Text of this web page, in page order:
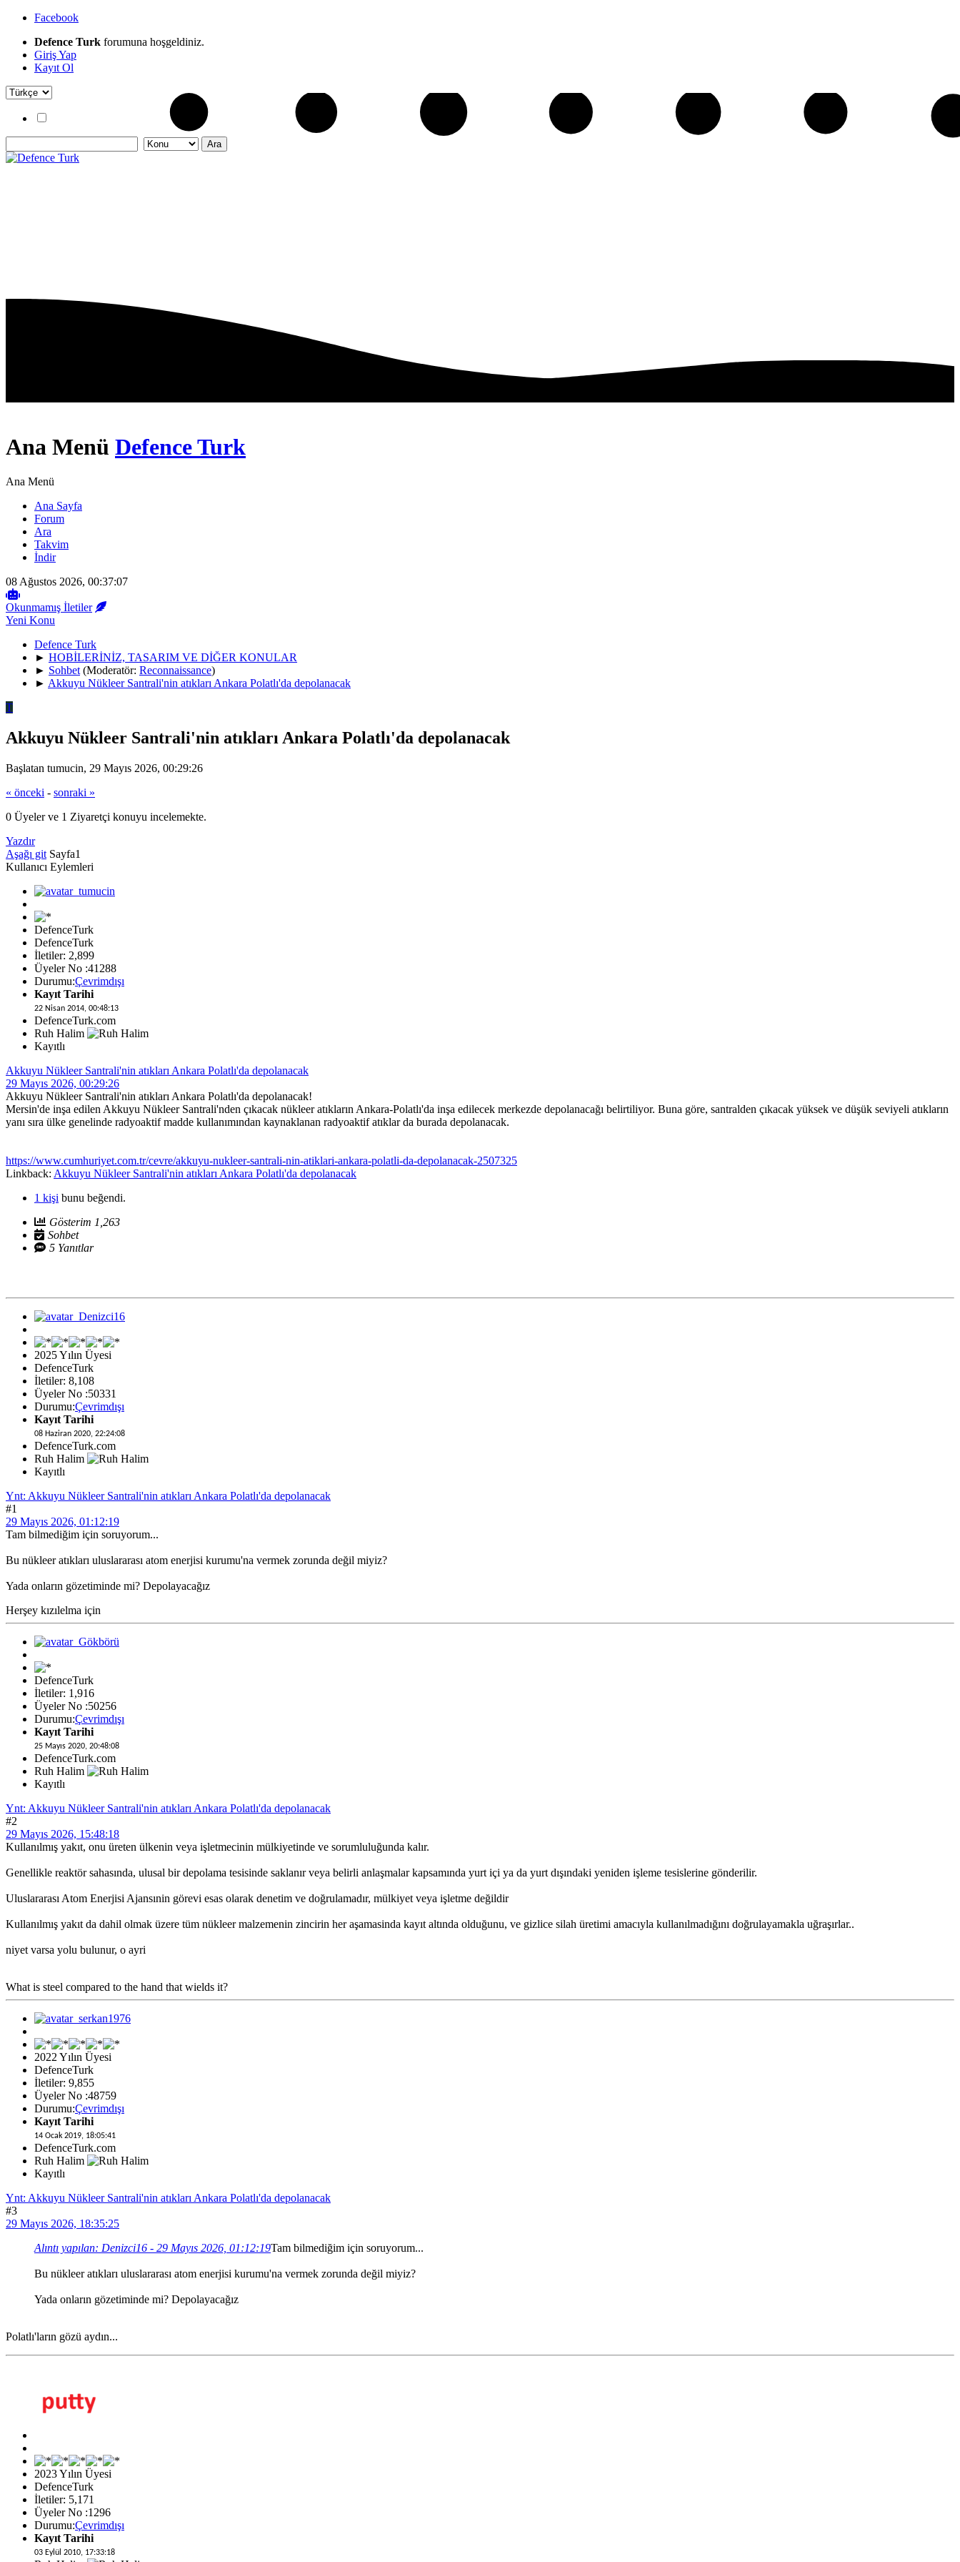
Facebook
Defence Turk forumuna hoşgeldiniz.
Giriş Yap
Kayıt Ol
Ana Menü Defence Turk
Ana Menü
Ana Sayfa
Forum
Ara
Takvim
İndir
08 Ağustos 2026, 00:37:07
Okunmamış İletiler
Yeni Konu
Defence Turk
► HOBİLERİNİZ, TASARIM VE DİĞER KONULAR
► Sohbet (Moderatör: Reconnaissance)
► Akkuyu Nükleer Santrali'nin atıkları Ankara Polatlı'da depolanacak
T
Akkuyu Nükleer Santrali'nin atıkları Ankara Polatlı'da depolanacak
Başlatan tumucin, 29 Mayıs 2026, 00:29:26
« önceki - sonraki »
0 Üyeler ve 1 Ziyaretçi konuyu incelemekte.
Yazdır
Aşağı git Sayfa1
Kullanıcı Eylemleri
DefenceTurk
DefenceTurk
İletiler: 2,899
Üyeler No :41288
Durumu:Çevrimdışı
Kayıt Tarihi
22 Nisan 2014, 00:48:13
DefenceTurk.com
Ruh Halim
Kayıtlı
Akkuyu Nükleer Santrali'nin atıkları Ankara Polatlı'da depolanacak
29 Mayıs 2026, 00:29:26
Akkuyu Nükleer Santrali'nin atıkları Ankara Polatlı'da depolanacak!
Mersin'de inşa edilen Akkuyu Nükleer Santrali'nden çıkacak nükleer atıkların Ankara-Polatlı'da inşa edilecek merkezde depolanacağı belirtiliyor. Buna göre, santralden çıkacak yüksek ve düşük seviyeli atıkların
yanı sıra ülke genelinde radyoaktif madde kullanımından kaynaklanan radyoaktif atıklar da burada depolanacak.
https://www.cumhuriyet.com.tr/cevre/akkuyu-nukleer-santrali-nin-atiklari-ankara-polatli-da-depolanacak-2507325
Linkback: Akkuyu Nükleer Santrali'nin atıkları Ankara Polatlı'da depolanacak
1 kişi bunu beğendi.
Gösterim 1,263
Sohbet
5 Yanıtlar
2025 Yılın Üyesi
DefenceTurk
İletiler: 8,108
Üyeler No :50331
Durumu:Çevrimdışı
Kayıt Tarihi
08 Haziran 2020, 22:24:08
DefenceTurk.com
Ruh Halim
Kayıtlı
Ynt: Akkuyu Nükleer Santrali'nin atıkları Ankara Polatlı'da depolanacak
#1
29 Mayıs 2026, 01:12:19
Tam bilmediğim için soruyorum...
Bu nükleer atıkları uluslararası atom enerjisi kurumu'na vermek zorunda değil miyiz?
Yada onların gözetiminde mi? Depolayacağız
Herşey kızılelma için
DefenceTurk
İletiler: 1,916
Üyeler No :50256
Durumu:Çevrimdışı
Kayıt Tarihi
25 Mayıs 2020, 20:48:08
DefenceTurk.com
Ruh Halim
Kayıtlı
Ynt: Akkuyu Nükleer Santrali'nin atıkları Ankara Polatlı'da depolanacak
#2
29 Mayıs 2026, 15:48:18
Kullanılmış yakıt, onu üreten ülkenin veya işletmecinin mülkiyetinde ve sorumluluğunda kalır.
Genellikle reaktör sahasında, ulusal bir depolama tesisinde saklanır veya belirli anlaşmalar kapsamında yurt içi ya da yurt dışındaki yeniden işleme tesislerine gönderilir.
Uluslararası Atom Enerjisi Ajansınin görevi esas olarak denetim ve doğrulamadır, mülkiyet veya işletme değildir
Kullanılmış yakıt da dahil olmak üzere tüm nükleer malzemenin zincirin her aşamasinda kayıt altında olduğunu, ve gizlice silah üretimi amacıyla kullanılmadığını doğrulayamakla uğraşırlar..
niyet varsa yolu bulunur, o ayri
What is steel compared to the hand that wields it?
2022 Yılın Üyesi
DefenceTurk
İletiler: 9,855
Üyeler No :48759
Durumu:Çevrimdışı
Kayıt Tarihi
14 Ocak 2019, 18:05:41
DefenceTurk.com
Ruh Halim
Kayıtlı
Ynt: Akkuyu Nükleer Santrali'nin atıkları Ankara Polatlı'da depolanacak
#3
29 Mayıs 2026, 18:35:25
Alıntı yapılan: Denizci16 - 29 Mayıs 2026, 01:12:19Tam bilmediğim için soruyorum...
Bu nükleer atıkları uluslararası atom enerjisi kurumu'na vermek zorunda değil miyiz?
Yada onların gözetiminde mi? Depolayacağız
Polatlı'ların gözü aydın...
2023 Yılın Üyesi
DefenceTurk
İletiler: 5,171
Üyeler No :1296
Durumu:Çevrimdışı
Kayıt Tarihi
03 Eylül 2010, 17:33:18